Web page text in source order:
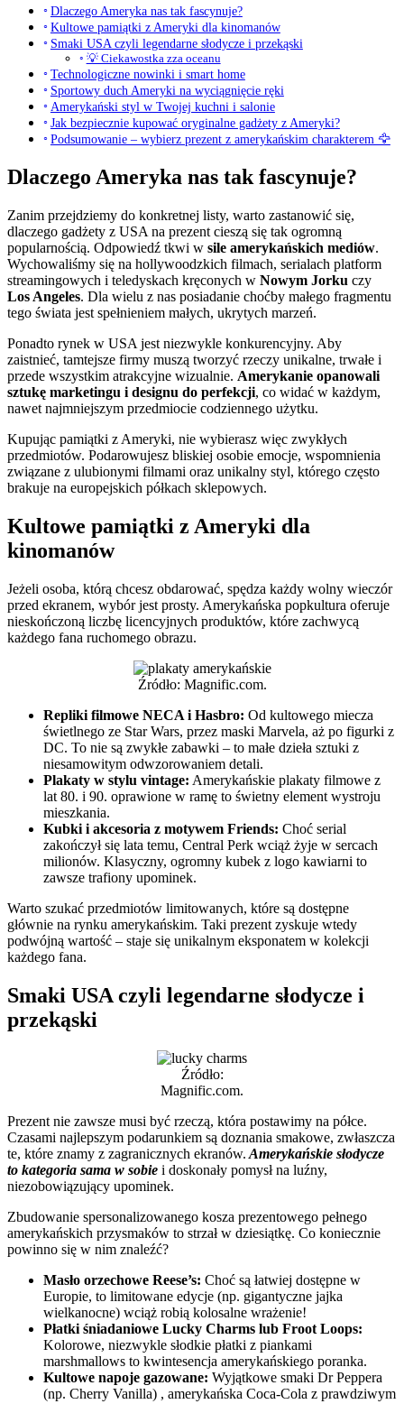
Dlaczego Ameryka nas tak fascynuje?
Kultowe pamiątki z Ameryki dla kinomanów
Smaki USA czyli legendarne słodycze i przekąski
💡 Ciekawostka zza oceanu
Technologiczne nowinki i smart home
Sportowy duch Ameryki na wyciągnięcie ręki
Amerykański styl w Twojej kuchni i salonie
Jak bezpiecznie kupować oryginalne gadżety z Ameryki?
Podsumowanie – wybierz prezent z amerykańskim charakterem 🦅
Dlaczego Ameryka nas tak fascynuje?
Zanim przejdziemy do konkretnej listy, warto zastanowić się,
dlaczego gadżety z USA na prezent cieszą się tak ogromną
popularnością. Odpowiedź tkwi w sile amerykańskich mediów.
Wychowaliśmy się na hollywoodzkich filmach, serialach platform
streamingowych i teledyskach kręconych w Nowym Jorku czy
Los Angeles. Dla wielu z nas posiadanie choćby małego fragmentu
tego świata jest spełnieniem małych, ukrytych marzeń.
Ponadto rynek w USA jest niezwykle konkurencyjny. Aby
zaistnieć, tamtejsze firmy muszą tworzyć rzeczy unikalne, trwałe i
przede wszystkim atrakcyjne wizualnie. Amerykanie opanowali
sztukę marketingu i designu do perfekcji, co widać w każdym,
nawet najmniejszym przedmiocie codziennego użytku.
Kupując pamiątki z Ameryki, nie wybierasz więc zwykłych
przedmiotów. Podarowujesz bliskiej osobie emocje, wspomnienia
związane z ulubionymi filmami oraz unikalny styl, którego często
brakuje na europejskich półkach sklepowych.
Kultowe pamiątki z Ameryki dla
kinomanów
Jeżeli osoba, którą chcesz obdarować, spędza każdy wolny wieczór
przed ekranem, wybór jest prosty. Amerykańska popkultura oferuje
nieskończoną liczbę licencyjnych produktów, które zachwycą
każdego fana ruchomego obrazu.
Źródło: Magnific.com.
Repliki filmowe NECA i Hasbro: Od kultowego miecza
świetlnego ze Star Wars, przez maski Marvela, aż po figurki z
DC. To nie są zwykłe zabawki – to małe dzieła sztuki z
niesamowitym odwzorowaniem detali.
Plakaty w stylu vintage: Amerykańskie plakaty filmowe z
lat 80. i 90. oprawione w ramę to świetny element wystroju
mieszkania.
Kubki i akcesoria z motywem Friends: Choć serial
zakończył się lata temu, Central Perk wciąż żyje w sercach
milionów. Klasyczny, ogromny kubek z logo kawiarni to
zawsze trafiony upominek.
Warto szukać przedmiotów limitowanych, które są dostępne
głównie na rynku amerykańskim. Taki prezent zyskuje wtedy
podwójną wartość – staje się unikalnym eksponatem w kolekcji
każdego fana.
Smaki USA czyli legendarne słodycze i
przekąski
Źródło:
Magnific.com.
Prezent nie zawsze musi być rzeczą, która postawimy na półce.
Czasami najlepszym podarunkiem są doznania smakowe, zwłaszcza
te, które znamy z zagranicznych ekranów. Amerykańskie słodycze
to kategoria sama w sobie i doskonały pomysł na luźny,
niezobowiązujący upominek.
Zbudowanie spersonalizowanego kosza prezentowego pełnego
amerykańskich przysmaków to strzał w dziesiątkę. Co koniecznie
powinno się w nim znaleźć?
Masło orzechowe Reese’s: Choć są łatwiej dostępne w
Europie, to limitowane edycje (np. gigantyczne jajka
wielkanocne) wciąż robią kolosalne wrażenie!
Płatki śniadaniowe Lucky Charms lub Froot Loops:
Kolorowe, niezwykle słodkie płatki z piankami
marshmallows to kwintesencja amerykańskiego poranka.
Kultowe napoje gazowane: Wyjątkowe smaki Dr Peppera
(np. Cherry Vanilla) , amerykańska Coca-Cola z prawdziwym